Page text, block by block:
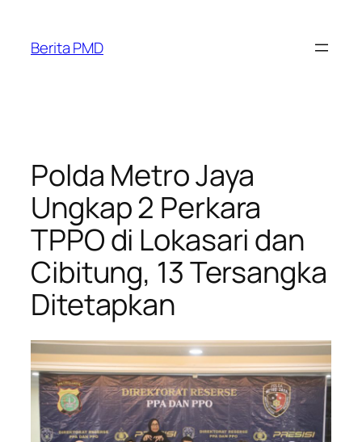
content
Berita PMD
Polda Metro Jaya
Ungkap 2 Perkara
TPPO di Lokasari dan
Cibitung, 13 Tersangka
Ditetapkan